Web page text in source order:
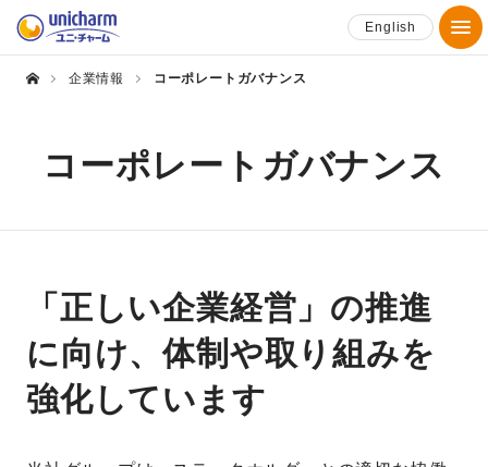
English
企業情報 コーポレートガバナンス
コーポレートガバナンス
「正しい企業経営」の推進
に向け、体制や取り組みを
強化しています